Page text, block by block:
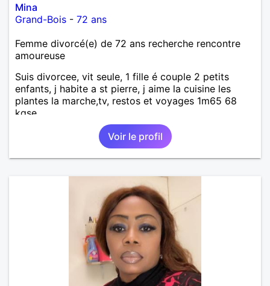
Mina
Grand-Bois - 72 ans
Femme divorcé(e) de 72 ans recherche rencontre
amoureuse
Suis divorcee, vit seule, 1 fille é couple 2 petits
enfants, j habite a st pierre, j aime la cuisine les
plantes la marche,tv, restos et voyages 1m65 68
kgse
Voir le profil